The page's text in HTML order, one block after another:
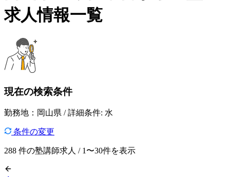
求人情報一覧
現在の検索条件
勤務地：岡山県 / 詳細条件: 水
条件の変更
288 件の塾講師求人 / 1〜30件を表示